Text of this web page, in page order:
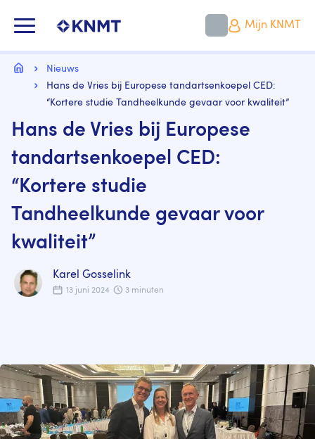
naar
gaan
Mijn KNMT
Kruimelpad
HomeNieuws
Hans de Vries bij Europese tandartsenkoepel CED:
“Kortere studie Tandheelkunde gevaar voor kwaliteit”
Hans de Vries bij Europese
tandartsenkoepel CED:
“Kortere studie
Tandheelkunde gevaar voor
kwaliteit”
Karel Gosselink
13 juni 2024 3 minuten
Image